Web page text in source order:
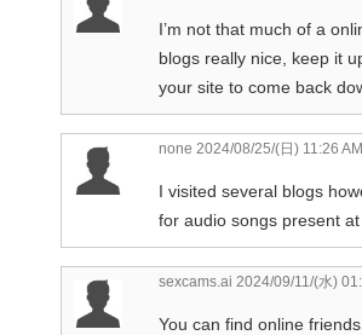
I’m not that much of a
blogs really nice, keep it
your site to come back
none 2024/08/25/(日) 11:26 AM
I visited several blogs
for audio songs present
sexcams.ai 2024/09/11/(水)
You can find online